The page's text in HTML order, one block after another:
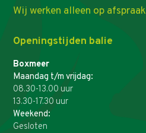
Wij werken alleen op afspraak
Openingstijden balie
Boxmeer
Maandag t/m vrijdag:
08.30-13.00 uur
13.30-17.30 uur
Weekend:
Gesloten